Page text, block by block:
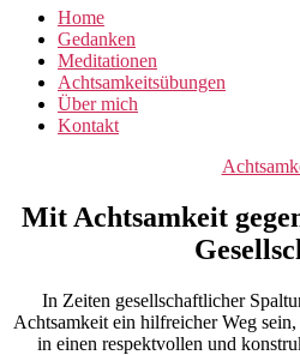
Home
Gedanken
Meditationen
Achtsamkeitsübungen
Über mich
Kontakt
Mit Achtsamkeit
In Zeiten gesellschaftlicher
Achtsamkeit ein hilfreicher Weg
in einen respektvollen und